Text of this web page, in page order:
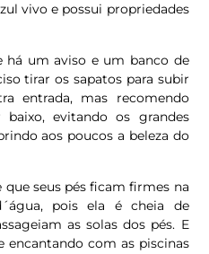
vivo e possui propriedades
há um aviso e um banco de
tirar os sapatos para subir
entrada, mas recomendo
evitando os grandes
aos poucos a beleza do
seus pés ficam firmes na
pois ela é cheia de
as solas dos pés. E
encantando com as piscinas